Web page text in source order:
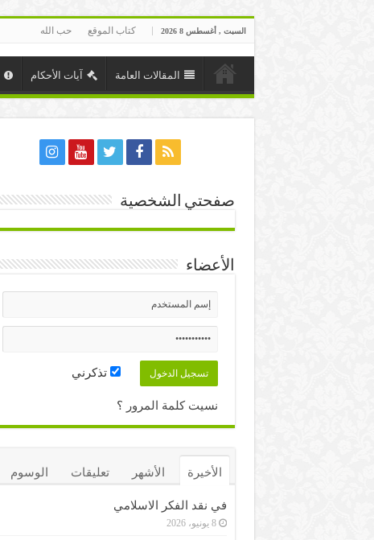
السبت , أغسطس 8 2026 كتاب الموقع حب الله
المقالات العامة آيات الأحكام
صفحتي الشخصية
الأعضاء
تذكرني
نسيت كلمة المرور ؟
الأخيرة الأشهر تعليقات الوسوم
في نقد الفكر الاسلامي
8 يونيو، 2026